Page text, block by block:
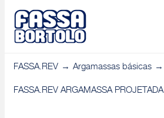
FASSA.REV Argamassas básicas
FASSA.REV ARGAMASSA